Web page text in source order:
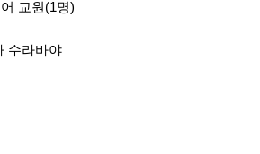
교원(1명)
수라바야